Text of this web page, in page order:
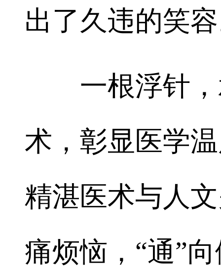
出了久违的笑
一根浮针，
术，彰显医学
精湛医术与人
痛烦恼，“通”